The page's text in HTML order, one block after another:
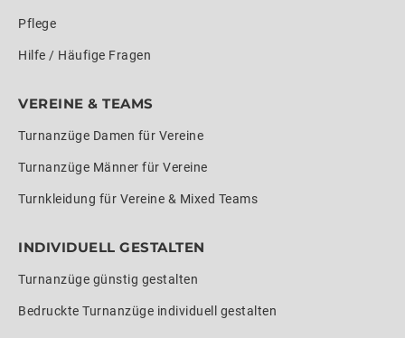
Pflege
Hilfe / Häufige Fragen
VEREINE & TEAMS
Turnanzüge Damen für Vereine
Turnanzüge Männer für Vereine
Turnkleidung für Vereine & Mixed Teams
INDIVIDUELL GESTALTEN
Turnanzüge günstig gestalten
Bedruckte Turnanzüge individuell gestalten